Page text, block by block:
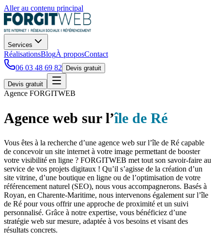
Aller au contenu principal
Services
RéalisationsBlogÀ proposContact
06 03 48 69 82
Devis gratuit
Devis gratuit
Agence FORGITWEB
Agence web sur l’île de Ré
Vous êtes à la recherche d’une agence web sur l’île de Ré capable
de concevoir un site internet à votre image permettant de booster
votre visibilité en ligne ? FORGITWEB met tout son savoir-faire au
service de vos projets digitaux ! Qu’il s’agisse de la création d’un
site vitrine, d’une boutique en ligne ou de l’optimisation de votre
référencement naturel (SEO), nous vous accompagnerons. Basés à
Royan, en Charente-Maritime, nous intervenons également sur l’île
de Ré pour vous offrir une approche de proximité et un suivi
personnalisé. Grâce à notre expertise, vous bénéficiez d’une
stratégie web sur mesure, adaptée à vos besoins et visant des
résultats concrets.